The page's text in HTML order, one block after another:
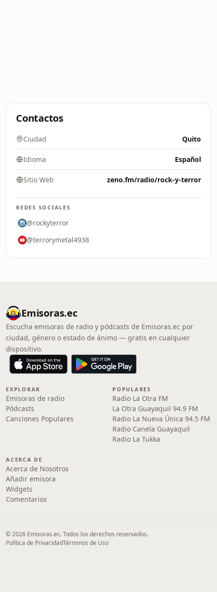
Contactos
Ciudad Quito
Idioma Español
Sitio Web zeno.fm/radio/rock-y-terror
REDES SOCIALES
@rockyterror
@terrorymetal4938
Emisoras.ec
Escucha emisoras de radio y pódcasts de Emisoras.ec por
ciudad, género o estado de ánimo — gratis en cualquier
dispositivo.
EXPLORAR
Emisoras de radio
Pódcasts
Canciones Populares
POPULARES
Radio La Otra FM
La Otra Guayaquil 94.9 FM
Radio La Nueva Única 94.5 FM
Radio Canela Guayaquil
Radio La Tukka
ACERCA DE
Acerca de Nosotros
Añadir emisora
Widgets
Comentarios
© 2026 Emisoras.ec. Todos los derechos reservados.
Política de PrivacidadTérminos de Uso